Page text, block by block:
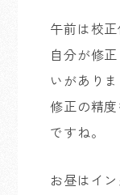
午前は校正
自分が修
いがありま
修正の精
ですね。
お昼はイ